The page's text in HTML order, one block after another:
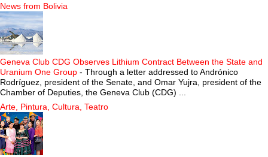
News from Bolivia
Geneva Club CDG Observes Lithium Contract Between the State and
Uranium One Group - Through a letter addressed to Andrónico
Rodríguez, president of the Senate, and Omar Yujra, president of the
Chamber of Deputies, the Geneva Club (CDG) ...
Arte, Pintura, Cultura, Teatro